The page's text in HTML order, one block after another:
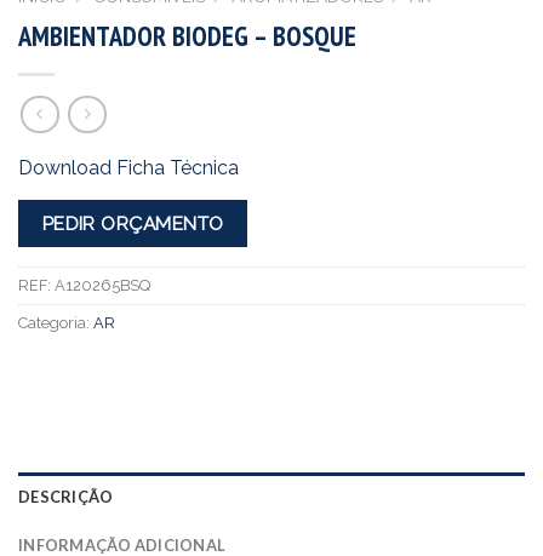
AMBIENTADOR BIODEG – BOSQUE
Download Ficha Técnica
PEDIR ORÇAMENTO
REF: A120265BSQ
Categoria: AR
DESCRIÇÃO
INFORMAÇÃO ADICIONAL